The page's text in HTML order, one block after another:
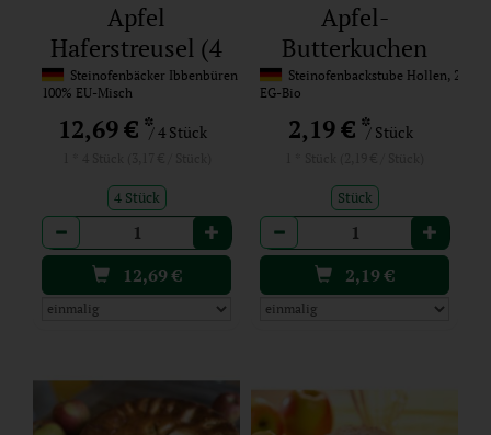
Apfel
Haferstreusel (4
Stück)
Steinofenbäcker Ibbenbüren
100% EU-Misch
12,69 €*/ 4 Stück
4 Stück
Anzahl
12,69€
Apfel-
Butterkuchen
(Backtag zu
Freitag)
Steinofenbackstube Hollen,
EG-Bio
2,19 €*/ Stück
Stück
Anzahl
2,19€